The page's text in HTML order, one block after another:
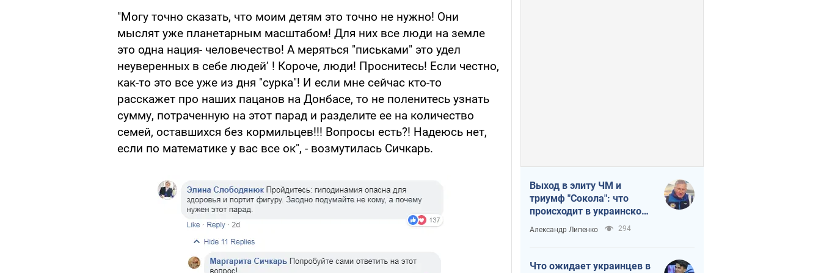
"Могу точно сказать, что моим детям это точно не нужно! Они
мыслят уже планетарным масштабом! Для них все люди на земле
это одна нация- человечество! А меряться "письками" это удел
неуверенных в себе людей’ ! Короче, люди! Проснитесь! Если честно,
как-то это все уже из дня "сурка"! И если мне сейчас кто-то
расскажет про наших пацанов на Донбасе, то не поленитесь узнать
сумму, потраченную на этот парад и разделите ее на количество
семей, оставшихся без кормильцев!!! Вопросы есть?! Надеюсь нет,
если по математике у вас все ок", - возмутилась Сичкарь.
Выход в элиту ЧМ и
триумф "Сокола": что
происходит в украинском
хоккее
Александр Липенко 294
Что ожидает украинцев в